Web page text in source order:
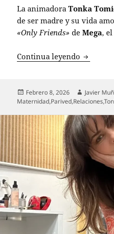
La animadoraTonka
de ser madre y su vida
«Only Friends» deMega,
Continua leyendo Tonka
Publicado
el
Febrero 8, 2026 Autor
Javier
Maternidad,Parived,Relaciones,